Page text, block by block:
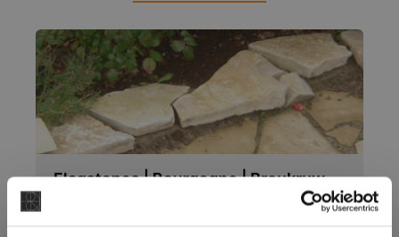
Flagstones | Bourgogne | Breukruw